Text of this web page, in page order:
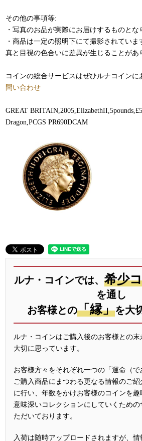
その他の事項等:
・写真のお品が実際にお届けするものとな
・商品は一定の照明下にて撮影されてい
真と目視の色合いに差異が生じることがあ
コインの総合サービスはぜひルナコイン
問い合わせ
GREAT
Dragon,PCGS PR690DCAM
ルナ・コインでは、 希少
を通し
お客様との「縁」を大
ルナ・コインはご購入後のお客様との
大切に思っています。
お客様方々をそれぞれ一つの「運命（で
ご購入商品にまつわる更なる情報のご
に行い、年数をかけお客様のコインを趣
意味深いコレクションにしていくため
ただいております。
入荷は随時アップロードされますが、